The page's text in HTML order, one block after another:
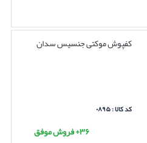
کفپوش موکتی جنسیس سدان
کد کالا : ۰۸۹۵
۳۶+ فروش موفق